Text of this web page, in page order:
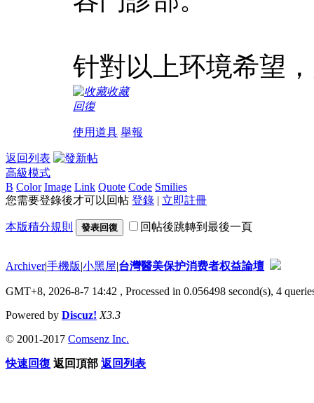
针對以上环境希望
收藏
回復
使用道具 舉報
返回列表
高級模式
B Color Image Link Quote Code Smilies
您需要登錄後才可以回帖 登錄 | 立即註冊
本版積分規則 發表回復 回帖後跳轉到最後一頁
Archiver|手機版|小黑屋|台灣醫美保护消费者权益論壇
GMT+8, 2026-8-7 14:42 , Processed in 0.056498 second(s), 4
Powered by Discuz! X3.3
© 2001-2017 Comsenz Inc.
快速回復 返回頂部 返回列表